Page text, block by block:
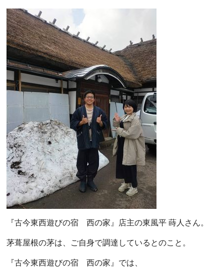
『古今東西遊びの宿 西の家』店主の東風平 蒔人さん。
茅葺屋根の茅は、ご自身で調達しているとのこと。
『古今東西遊びの宿 西の家』では、